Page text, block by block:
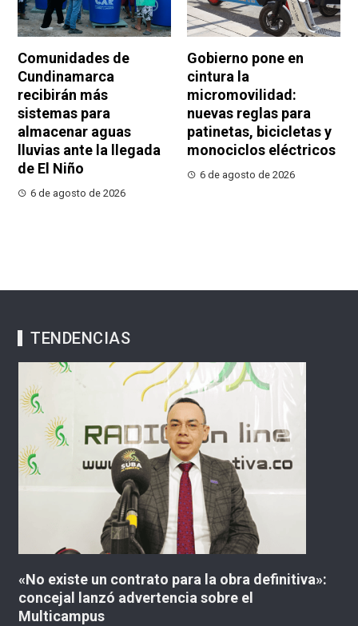
Comunidades de
Cundinamarca
recibirán más
sistemas para
almacenar aguas
lluvias ante la llegada
de El Niño
6 de agosto de 2026
Gobierno pone en
cintura la
micromovilidad:
nuevas reglas para
patinetas, bicicletas y
monociclos eléctricos
6 de agosto de 2026
TENDENCIAS
«No existe un contrato para la obra definitiva»:
concejal lanzó advertencia sobre el
Multicampus